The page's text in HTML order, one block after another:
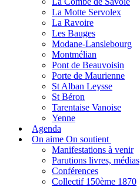
La Motte Servolex
La Ravoire
Les Bauges
Modane-Lanslebourg
Montmélian
Pont de Beauvoisin
Porte de Maurienne
St Alban Leysse
St Béron
Tarentaise Vanoise
Yenne
Agenda
On aime On soutient
Manifestations à venir
Parutions livres, médias
Conférences
Collectif 150ème 1870